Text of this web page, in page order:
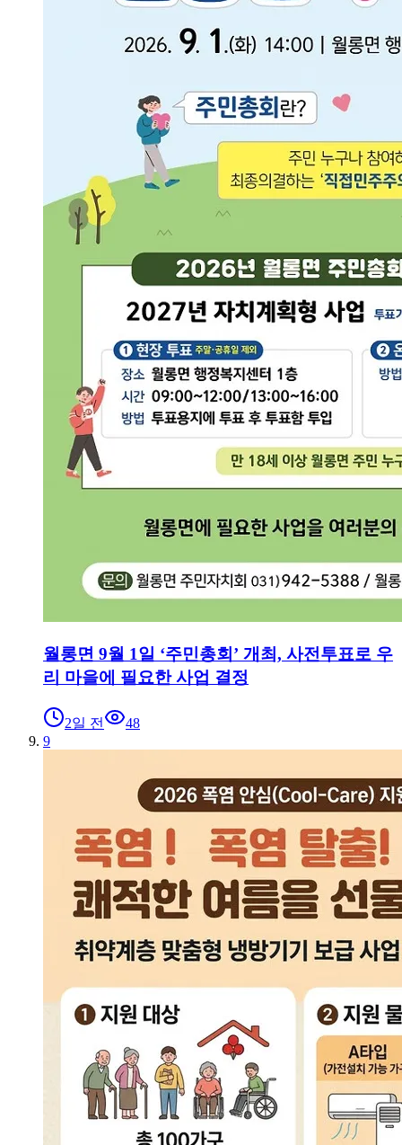
월롱면 9월 1일 ‘주민총회’ 개최, 사전투표로 우
리 마을에 필요한 사업 결정
2일 전
48
9